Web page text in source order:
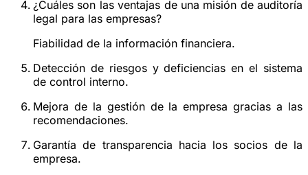
¿Cuáles son las ventajas de una misión de auditoría
legal para las empresas?
Fiabilidad de la información financiera.
Detección de riesgos y deficiencias en el sistema
de control interno.
Mejora de la gestión de la empresa gracias a las
recomendaciones.
Garantía de transparencia hacia los socios de la
empresa.